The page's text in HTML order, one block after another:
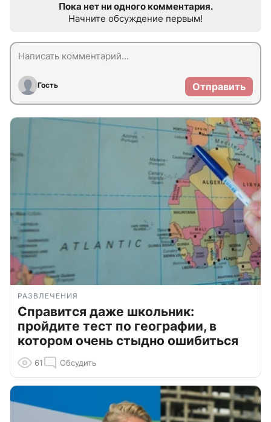
Пока нет ни одного комментария.
Начните обсуждение первым!
Гость Отправить
РАЗВЛЕЧЕНИЯ
Справится даже школьник:
пройдите тест по географии, в
котором очень стыдно ошибиться
61 Обсудить